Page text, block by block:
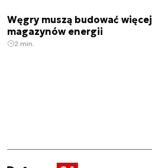
Węgry muszą budować więcej
magazynów energii
2 min.